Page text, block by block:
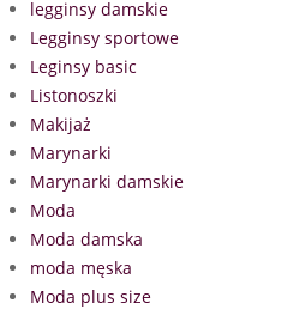
legginsy damskie
Legginsy sportowe
Leginsy basic
Listonoszki
Makijaż
Marynarki
Marynarki damskie
Moda
Moda damska
moda męska
Moda plus size